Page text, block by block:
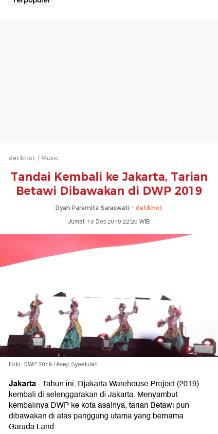
detikHot Music
Tandai Kembali ke Jakarta, Tarian
Betawi Dibawakan di DWP 2019
Dyah Paramita Saraswati - detikHot
Jumat, 13 Des 2019 22:20 WIB
Foto: DWP 2019 / Asep Syaefulah
Jakarta- Tahun ini, Djakarta Warehouse Project (2019)
kembali di selenggarakan di Jakarta. Menyambut
kembalinya DWP ke kota asalnya, tarian Betawi pun
dibawakan di atas panggung utama yang bernama
Garuda Land.